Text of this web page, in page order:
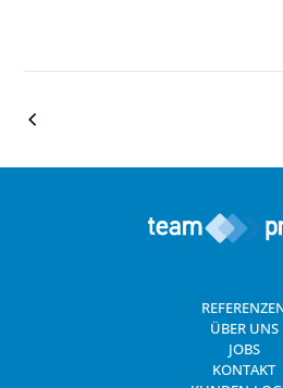
ÜBER UNS
JOBS
KONTAKT